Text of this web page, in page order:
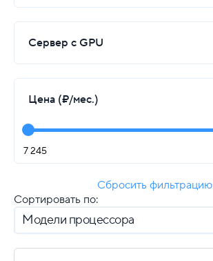
Сервер с GPU
Цена (₽/мес.)
7 245
Сбросить фильтрацию
Сортировать по:
Модели процессора